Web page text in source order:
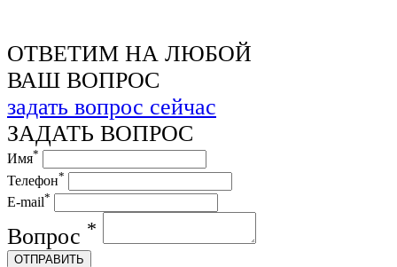
ОТВЕТИМ НА ЛЮБОЙ
ВАШ ВОПРОС
задать вопрос сейчас
ЗАДАТЬ ВОПРОС
Имя*
Телефон*
E-mail*
Вопрос *
ОТПРАВИТЬ